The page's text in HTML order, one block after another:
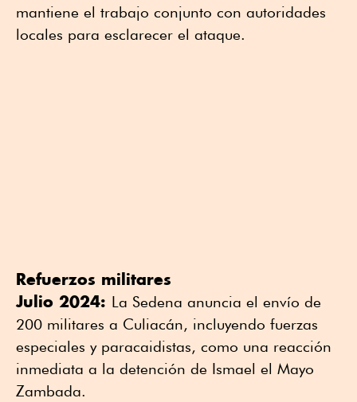
mantiene el trabajo conjunto con autoridades
locales para esclarecer el ataque.
Refuerzos militares
Julio 2024: La Sedena anuncia el envío de
200 militares a Culiacán, incluyendo fuerzas
especiales y paracaidistas, como una reacción
inmediata a la detención de Ismael el Mayo
Zambada.